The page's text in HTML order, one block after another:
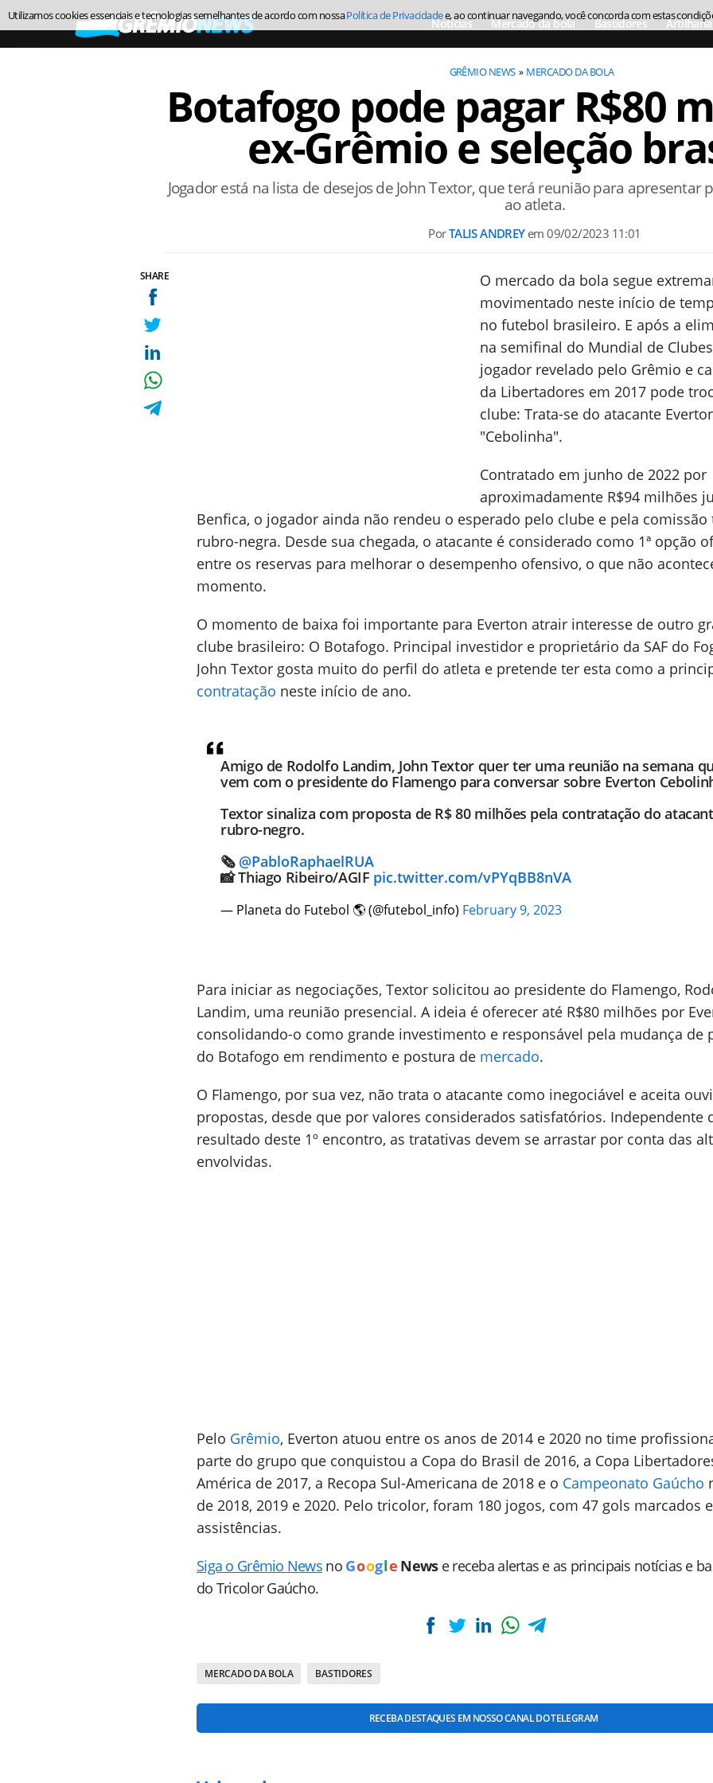
Notícias Mercado da bola Bastidores Artilharia
GRÊMIO NEWS MERCADO DA BOLA
Botafogo pode pagar R$80
ex-Grêmio e seleção
Jogador está na lista de desejos de John Textor, que terá reunião para apresentar
ao atleta.
PorTALIS ANDREYem09/02/2023 11:01
SHARE
O mercado da bola segue
movimentado neste início de
no futebol brasileiro. E após a
na semifinal do Mundial de
jogador revelado pelo Grêmio e
da Libertadores em 2017 pode
clube: Trata-se do atacante
"Cebolinha".
Contratado em junho de 2022 por
aproximadamente R$94 milhões
Benfica, o jogador ainda não rendeu o esperado pelo clube e pela comissão
rubro-negra. Desde sua chegada, o atacante é considerado como 1ª opção
entre os reservas para melhorar o desempenho ofensivo, o que não
momento.
O momento de baixa foi importante para Everton atrair interesse de outro
clube brasileiro: O Botafogo. Principal investidor e proprietário da SAF do
John Textor gosta muito do perfil do atleta e pretende ter esta como a
contratação neste início de ano.
Amigo de Rodolfo Landim, John Textor quer ter uma reunião na semana
vem com o presidente do Flamengo para conversar sobre Everton
Textor sinaliza com proposta de R$ 80 milhões pela contratação do
rubro-negro.
🗞 @PabloRaphaelRUA
📸 Thiago Ribeiro/AGIF pic.twitter.com/vPYqBB8nVA
— Planeta do Futebol 🌎 (@futebol_info) February 9, 2023
Para iniciar as negociações, Textor solicitou ao presidente do Flamengo,
Landim, uma reunião presencial. A ideia é oferecer até R$80 milhões por
consolidando-o como grande investimento e responsável pela mudança de
do Botafogo em rendimento e postura de mercado.
O Flamengo, por sua vez, não trata o atacante como inegociável e aceita
propostas, desde que por valores considerados satisfatórios. Independente
resultado deste 1º encontro, as tratativas devem se arrastar por conta das
envolvidas.
Pelo Grêmio, Everton atuou entre os anos de 2014 e 2020 no time
parte do grupo que conquistou a Copa do Brasil de 2016, a Copa
América de 2017, a Recopa Sul-Americana de 2018 e o Campeonato Gaúcho
de 2018, 2019 e 2020. Pelo tricolor, foram 180 jogos, com 47 gols marcados
assistências.
Siga o Grêmio News no Goog le News e receba alertas e as principais notícias e
do Tricolor Gaúcho.
MERCADO DA BOLA BASTIDORES
RECEBA DESTAQUES EM NOSSO CANAL DO TELEGRAM
Utilizamos cookies essenciais e tecnologias semelhantes de acordo com nossaPolítica de Privacidadee, ao continuar navegando, você concorda com estas